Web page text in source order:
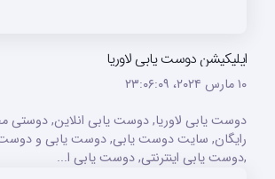
اپلیکیشن دوست یابی لاوریا
۱۰ مارس ۲۰۲۴،‏ ۲۳:۰۶:۰۹
دوست یابی لاوریا, دوست یابی انلاین,
رایگان, سایت دوست یابی, دوست یابی و دوست
,دوست یابی اینترنتی, دوست یابی ا...